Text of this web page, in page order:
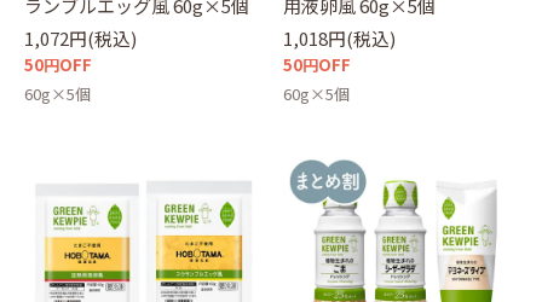
ランブルエッグ風 60g×5個
1,072円(税込)
50円OFF
60g×5個
用液卵風 60g×5個
1,018円(税込)
50円OFF
60g×5個